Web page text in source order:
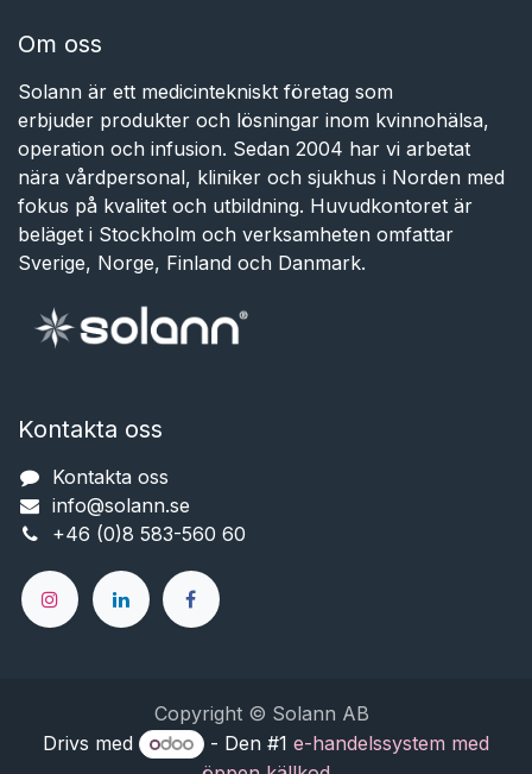
Om oss
Solann är ett medicintekniskt företag som
erbjuder produkter och lösningar inom kvinnohälsa,
operation och infusion. Sedan 2004 har vi arbetat
nära vårdpersonal, kliniker och sjukhus i Norden med
fokus på kvalitet och utbildning. Huvudkontoret är
beläget i Stockholm och verksamheten omfattar
Sverige, Norge, Finland och Danmark.
Kontakta oss
Kontakta oss
info@solann.se​​​​​​
+46 (0)8 583-560 60
Copyright © Solann AB
Drivs med
- Den #1 e-handelssystem med